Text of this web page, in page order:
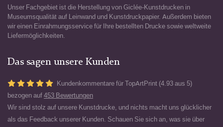
Unser Fachgebiet ist die Herstellung von Giclée-Kunstdrucken in
Museumsqualität auf Leinwand und Kunstdruckpapier. Außerdem bieten
wir einen Einrahmungsservice für Ihre bestellten Drucke sowie weltweite
Liefermöglichkeiten.
Das sagen unsere Kunden
Kundenkommentare für TopArtPrint (4.93 aus 5)
bezogen auf 453 Bewertungen
Wir sind stolz auf unsere Kunstdrucke, und nichts macht uns glücklicher
als das Feedback unserer Kunden. Schauen Sie sich an, was sie über